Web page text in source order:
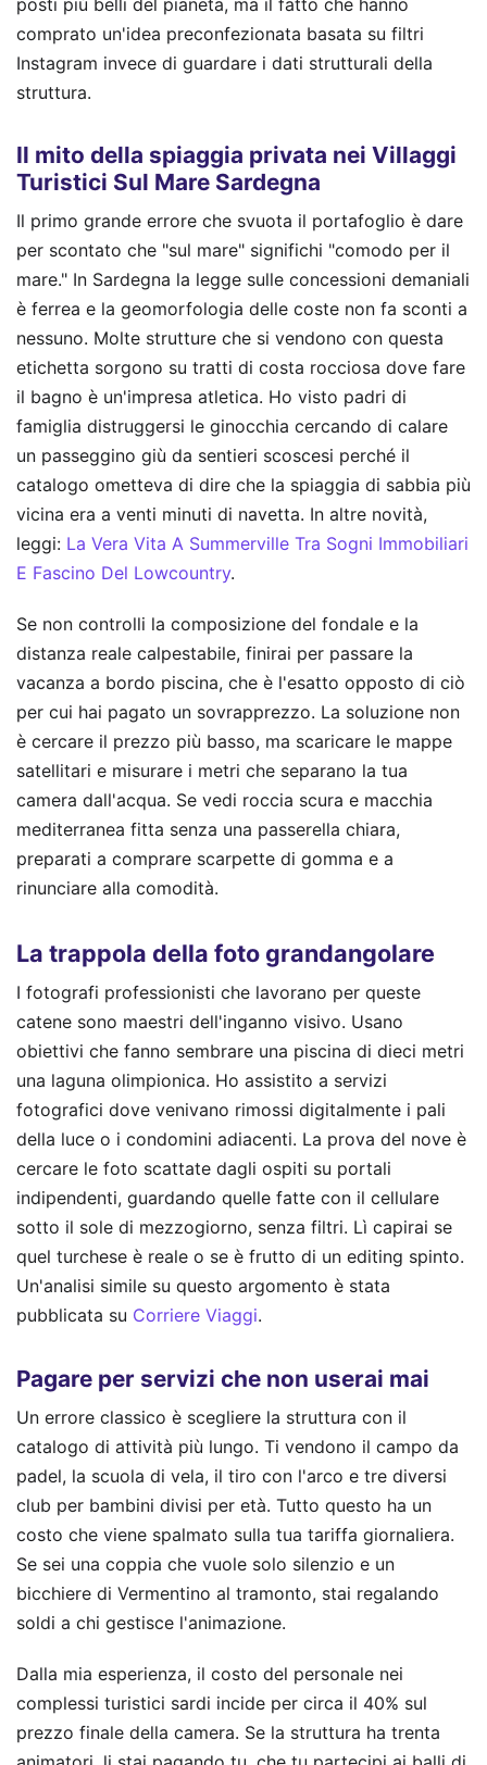
comprato un'idea preconfezionata basata su filtri
Instagram invece di guardare i dati strutturali della
struttura.
Il mito della spiaggia privata nei Villaggi
Turistici Sul Mare Sardegna
Il primo grande errore che svuota il portafoglio è dare
per scontato che "sul mare" significhi "comodo per il
mare." In Sardegna la legge sulle concessioni demaniali
è ferrea e la geomorfologia delle coste non fa sconti a
nessuno. Molte strutture che si vendono con questa
etichetta sorgono su tratti di costa rocciosa dove fare
il bagno è un'impresa atletica. Ho visto padri di
famiglia distruggersi le ginocchia cercando di calare
un passeggino giù da sentieri scoscesi perché il
catalogo ometteva di dire che la spiaggia di sabbia più
vicina era a venti minuti di navetta. In altre novità,
leggi: La Vera Vita A Summerville Tra Sogni Immobiliari
E Fascino Del Lowcountry.
Se non controlli la composizione del fondale e la
distanza reale calpestabile, finirai per passare la
vacanza a bordo piscina, che è l'esatto opposto di ciò
per cui hai pagato un sovrapprezzo. La soluzione non
è cercare il prezzo più basso, ma scaricare le mappe
satellitari e misurare i metri che separano la tua
camera dall'acqua. Se vedi roccia scura e macchia
mediterranea fitta senza una passerella chiara,
preparati a comprare scarpette di gomma e a
rinunciare alla comodità.
La trappola della foto grandangolare
I fotografi professionisti che lavorano per queste
catene sono maestri dell'inganno visivo. Usano
obiettivi che fanno sembrare una piscina di dieci metri
una laguna olimpionica. Ho assistito a servizi
fotografici dove venivano rimossi digitalmente i pali
della luce o i condomini adiacenti. La prova del nove è
cercare le foto scattate dagli ospiti su portali
indipendenti, guardando quelle fatte con il cellulare
sotto il sole di mezzogiorno, senza filtri. Lì capirai se
quel turchese è reale o se è frutto di un editing spinto.
Un'analisi simile su questo argomento è stata
pubblicata su Corriere Viaggi.
Pagare per servizi che non userai mai
Un errore classico è scegliere la struttura con il
catalogo di attività più lungo. Ti vendono il campo da
padel, la scuola di vela, il tiro con l'arco e tre diversi
club per bambini divisi per età. Tutto questo ha un
costo che viene spalmato sulla tua tariffa giornaliera.
Se sei una coppia che vuole solo silenzio e un
bicchiere di Vermentino al tramonto, stai regalando
soldi a chi gestisce l'animazione.
Dalla mia esperienza, il costo del personale nei
complessi turistici sardi incide per circa il 40% sul
prezzo finale della camera. Se la struttura ha trenta